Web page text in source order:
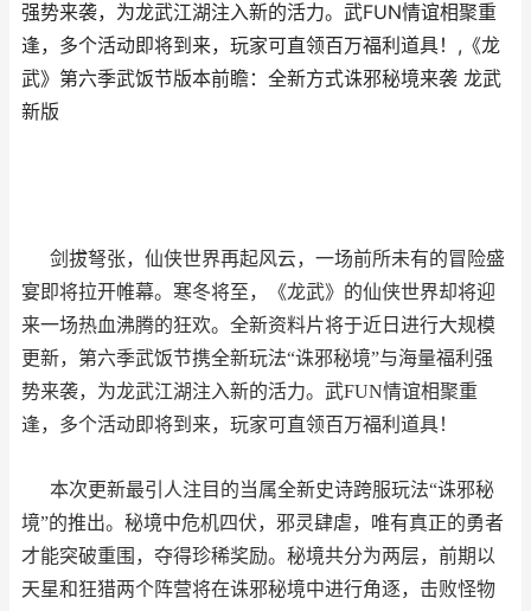
强势来袭，为龙武江湖注入新的活力。武FUN情谊相聚重
逢，多个活动即将到来，玩家可直领百万福利道具！,《龙
武》第六季武饭节版本前瞻：全新方式诛邪秘境来袭 龙武
新版
剑拔弩张，仙侠世界再起风云，一场前所未有的冒险盛
宴即将拉开帷幕。寒冬将至，《龙武》的仙侠世界却将迎
来一场热血沸腾的狂欢。全新资料片将于近日进行大规模
更新，第六季武饭节携全新玩法“诛邪秘境”与海量福利强
势来袭，为龙武江湖注入新的活力。武FUN情谊相聚重
逢，多个活动即将到来，玩家可直领百万福利道具！
本次更新最引人注目的当属全新史诗跨服玩法“诛邪秘
境”的推出。秘境中危机四伏，邪灵肆虐，唯有真正的勇者
才能突破重围，夺得珍稀奖励。秘境共分为两层，前期以
天星和狂猎两个阵营将在诛邪秘境中进行角逐，击败怪物